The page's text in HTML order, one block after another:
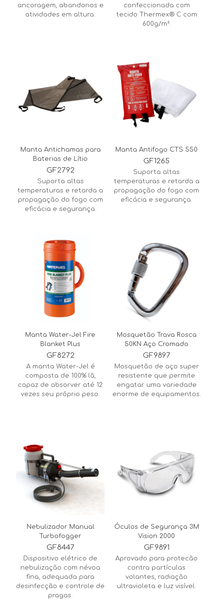
ancoragem, abandonos e
atividades em altura.
confeccionada com
tecido Thermex® C com
600g/m².
Manta Antichamas para
Baterias de Lítio
GF2792
Suporta altas
temperaturas e retarda a
propagação do fogo com
eficácia e segurança.
Manta Antifogo CTS 550
GF1265
Suporta altas
temperaturas e retarda a
propagação do fogo com
eficácia e segurança.
Manta Water-Jel Fire
Blanket Plus
GF8272
A manta Water-Jel é
composta de 100% lã,
capaz de absorver até 12
vezes seu próprio peso.
Mosquetão Trava Rosca
50KN Aço Cromado
GF9897
Mosquetão de aço super
resistente que permite
engatar uma variedade
enorme de equipamentos.
Nebulizador Manual
Turbofogger
GF8447
Dispositivo elétrico de
nebulização com névoa
fina, adequada para
desinfecção e controle de
pragas.
Óculos de Segurança 3M
Vision 2000
GF9891
Aprovado para protecão
contra partículas
volantes, radiação
ultravioleta e luz visível.